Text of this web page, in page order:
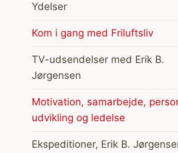
Ydelser
Kom i gang med Friluftsliv
TV-udsendelser med Erik B.
Jørgensen
Motivation, samarbejde,
udvikling og ledelse
Ekspeditioner, Erik B.